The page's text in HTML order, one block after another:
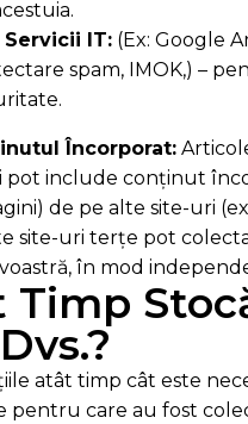
IT: (Ex: Google
spam, IMOK,) –
Încorporat:
pot include conținut
de pe alte site-uri
site-uri terțe pot
în mod
Timp
atât timp cât este
pentru care au fost